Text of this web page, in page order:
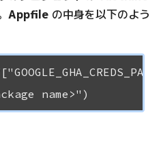
Appfile の中身を以下のよう